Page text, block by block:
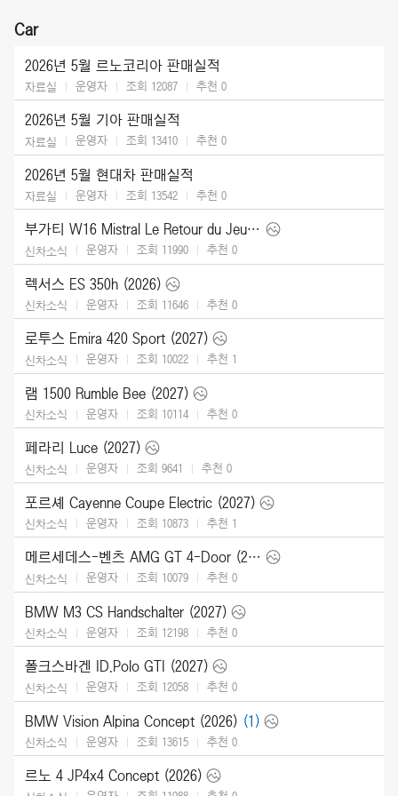
Car
2026년 5월 르노코리아 판매실적
자료실 운영자 조회 12087 추천 0
2026년 5월 기아 판매실적
자료실 운영자 조회 13410 추천 0
2026년 5월 현대차 판매실적
자료실 운영자 조회 13542 추천 0
부가티 W16 Mistral Le Retour du Jeune Prince (2026)
신차소식 운영자 조회 11990 추천 0
렉서스 ES 350h (2026)
신차소식 운영자 조회 11646 추천 0
로투스 Emira 420 Sport (2027)
신차소식 운영자 조회 10022 추천 1
램 1500 Rumble Bee (2027)
신차소식 운영자 조회 10114 추천 0
페라리 Luce (2027)
신차소식 운영자 조회 9641 추천 0
포르셰 Cayenne Coupe Electric (2027)
신차소식 운영자 조회 10873 추천 1
메르세데스-벤츠 AMG GT 4-Door (2027)
신차소식 운영자 조회 10079 추천 0
BMW M3 CS Handschalter (2027)
신차소식 운영자 조회 12198 추천 0
폴크스바겐 ID.Polo GTI (2027)
신차소식 운영자 조회 12058 추천 0
BMW Vision Alpina Concept (2026) (1)
신차소식 운영자 조회 13615 추천 0
르노 4 JP4x4 Concept (2026)